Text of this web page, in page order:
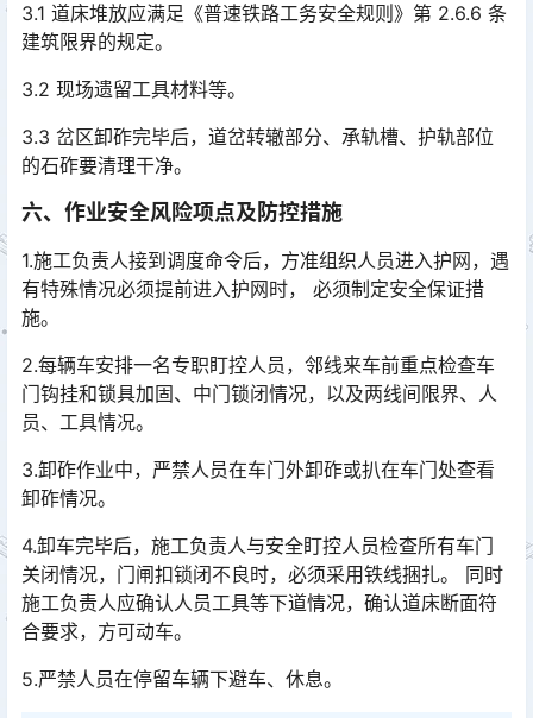
3.1 道床堆放应满足《普速铁路工务安全规则》第 2.6.6 条
建筑限界的规定。
3.2 现场遗留工具材料等。
3.3 岔区卸砟完毕后，道岔转辙部分、承轨槽、护轨部位
的石砟要清理干净。
六、作业安全风险项点及防控措施
1.施工负责人接到调度命令后，方准组织人员进入护网，遇
有特殊情况必须提前进入护网时， 必须制定安全保证措
施。
2.每辆车安排一名专职盯控人员，邻线来车前重点检查车
门钩挂和锁具加固、中门锁闭情况，以及两线间限界、人
员、工具情况。
3.卸砟作业中，严禁人员在车门外卸砟或扒在车门处查看
卸砟情况。
4.卸车完毕后，施工负责人与安全盯控人员检查所有车门
关闭情况，门闸扣锁闭不良时，必须采用铁线捆扎。 同时
施工负责人应确认人员工具等下道情况，确认道床断面符
合要求，方可动车。󠅅󠅃󠄵󠅂󠄪󠇖󠆨󠆨󠇕󠆞󠆒󠅬󠇘󠆭󠆘󠇙󠆝󠅵󠇗󠆭󠆁󠄐󠇗󠅹󠅸󠇖󠆍󠅳󠇖󠅹󠅰󠇖󠆌󠅹
5.严禁人员在停留车辆下避车、休息。